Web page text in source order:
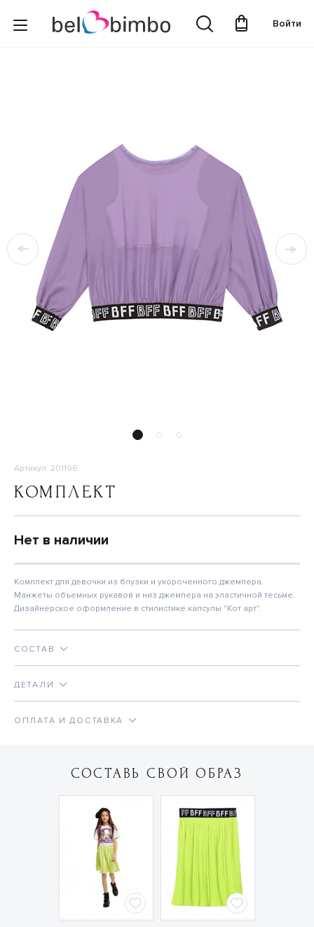
Войти
Артикул: 201106
КОМПЛЕКТ
Нет в наличии
Комплект для девочки из блузки и укороченного джемпера.
Манжеты объемных рукавов и низ джемпера на эластичной тесьме.
Дизайнерское оформление в стилистике капсулы "Кот арт".
СОСТАВ
ДЕТАЛИ
ОПЛАТА И ДОСТАВКА
СОСТАВЬ СВОЙ ОБРАЗ